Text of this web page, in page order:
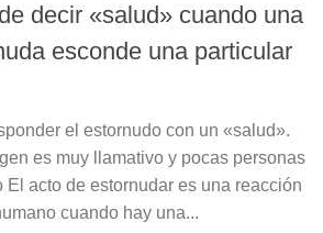
decir «salud» cuando una
esconde una particular
el estornudo con un «salud».
es muy llamativo y pocas personas
acto de estornudar es una reacción
cuando hay una...